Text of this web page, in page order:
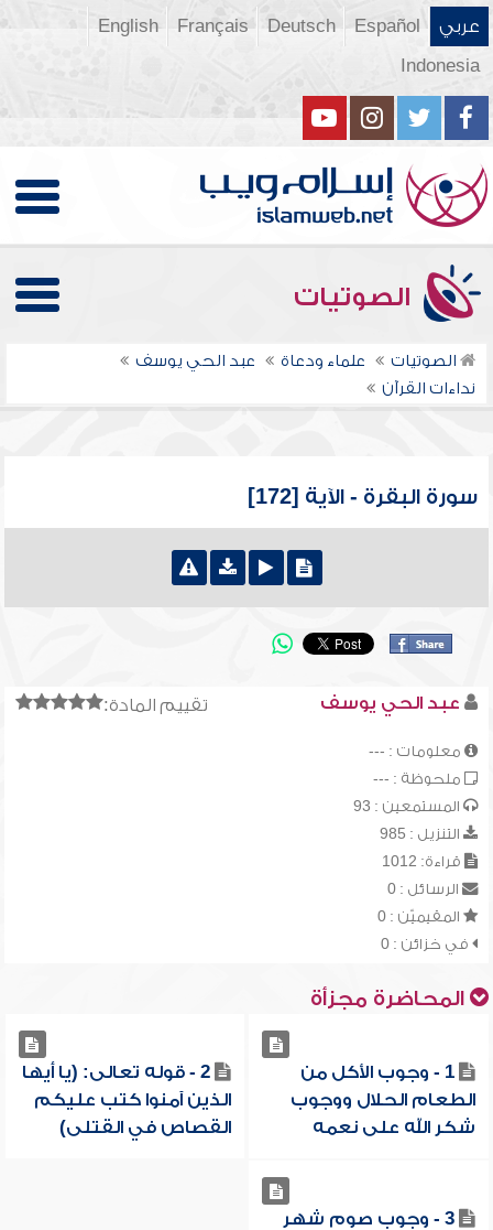
عربي Español
Deutsch
Français
English
Indonesia
الصوتيات
الصوتيات علماء ودعاة
عبد الحي يوسف
نداءات القرآن
سورة البقرة - الآية [172]
تقييم المادة: عبد الحي يوسف
معلومات : ---
ملحوظة : ---
المستمعين : 93
التنزيل : 985
قراءة: 1012
الرسائل : 0
المقيميّن : 0
في خزائن : 0
المحاضرة مجزأة
1 - وجوب الأكل من
الطعام الحلال ووجوب
شكر الله على نعمه
2 - قوله تعالى: (يا أيها
الذين آمنوا كتب عليكم
القصاص في القتلى)
3 - وجوب صوم شهر